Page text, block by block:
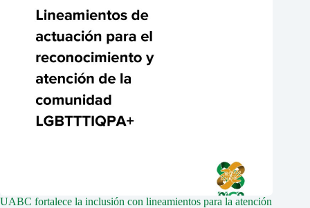
UABC fortalece la inclusión con lineamientos para la atención